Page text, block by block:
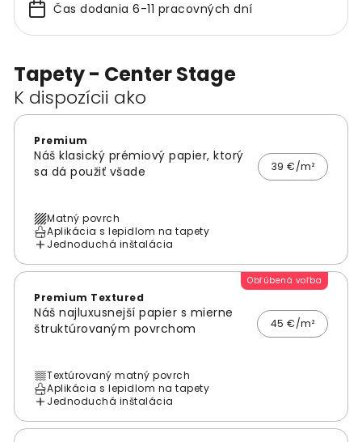
Tapety - Center Stage
K dispozícii ako
Premium
Náš klasický prémiový papier, ktorý
sa dá použiť všade
39 €/m²
Matný povrch
Aplikácia s lepidlom na tapety
Jednoduchá inštalácia
Obľúbená voľba
Premium Textured
Náš najluxusnejší papier s mierne
štruktúrovaným povrchom
45 €/m²
Textúrovaný matný povrch
Aplikácia s lepidlom na tapety
Jednoduchá inštalácia
Čas dodania 6-11 pracovných dní